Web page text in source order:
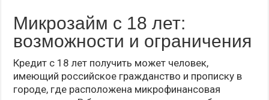
Микрозайм с 18 лет:
возможности и ограничения
Кредит с 18 лет получить может человек,
имеющий российское гражданство и прописку в
городе, где расположена микрофинансовая